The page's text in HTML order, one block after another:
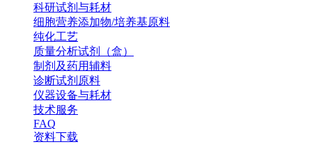
科研试剂与耗材
细胞营养添加物/培养基原料
纯化工艺
质量分析试剂（盒）
制剂及药用辅料
诊断试剂原料
仪器设备与耗材
技术服务
FAQ
资料下载